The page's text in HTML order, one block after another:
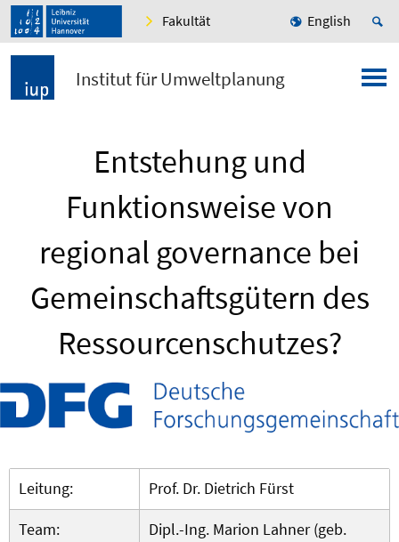
Fakultät English
Institut für Umweltplanung
Entstehung und
Funktionsweise von
regional governance bei
Gemeinschaftsgütern des
Ressourcenschutzes?
Leitung:
Prof. Dr. Dietrich Fürst
Team:
Dipl.-Ing. Marion Lahner (geb.